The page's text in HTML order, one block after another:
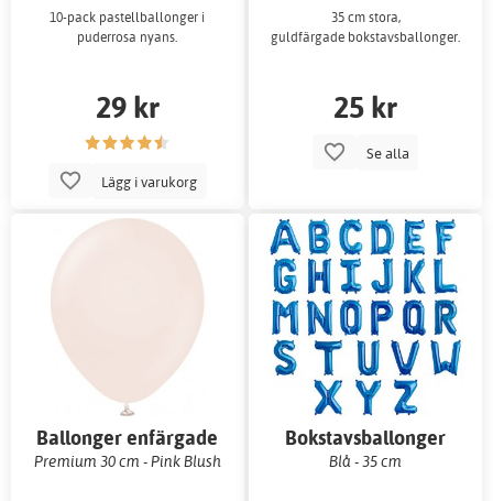
10-pack pastellballonger i
puderrosa nyans.
29 kr
Lägg i varukorg
35 cm stora,
guldfärgade bokstavsballonger.
25 kr
Se alla
Ballonger enfärgade
Premium 30 cm - Pink Blush
Bokstavsballonger
Blå - 35 cm